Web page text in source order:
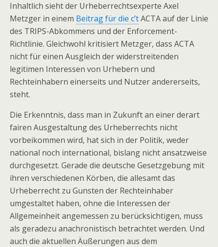
Inhaltlich sieht der Urheberrechtsexperte Axel
Metzger in einem Beitrag für die c’tACTA auf der Linie
des TRIPS-Abkommens und der Enforcement-
Richtlinie. Gleichwohl kritisiert Metzger, dass ACTA
nicht für einen Ausgleich der widerstreitenden
legitimen Interessen von Urhebern und
Rechteinhabern einerseits und Nutzer andererseits,
steht.
Die Erkenntnis, dass man in Zukunft an einer derart
fairen Ausgestaltung des Urheberrechts nicht
vorbeikommen wird, hat sich in der Politik, weder
national noch international, bislang nicht ansatzweise
durchgesetzt. Gerade die deutsche Gesetzgebung mit
ihren verschiedenen Körben, die allesamt das
Urheberrecht zu Gunsten der Rechteinhaber
umgestaltet haben, ohne die Interessen der
Allgemeinheit angemessen zu berücksichtigen, muss
als geradezu anachronistisch betrachtet werden. Und
auch die aktuellen Äußerungen aus dem